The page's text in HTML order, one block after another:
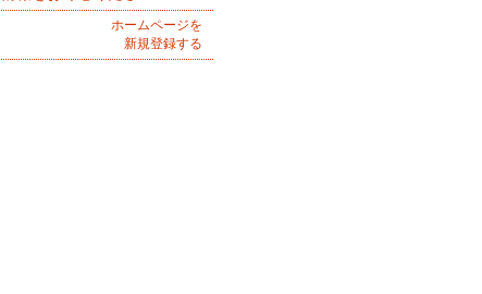
ホームページを
新規登録する